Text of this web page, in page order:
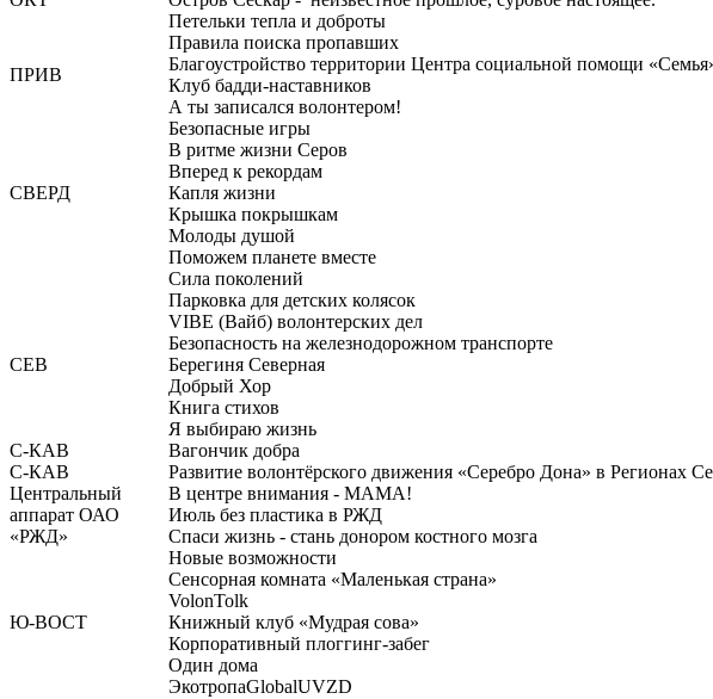
Петельки тепла и доброты
Правила поиска пропавших
ПРИВ
Благоустройство территории Центра социальной помощи
Клуб бадди-наставников
СВЕРД
А ты записался волонтером!
Безопасные игры
В ритме жизни Серов
Вперед к рекордам
Капля жизни
Крышка покрышкам
Молоды душой
Поможем планете вместе
Сила поколений
СЕВ
Парковка для детских колясок
VIBE (Вайб) волонтерских дел
Безопасность на железнодорожном транспорте
Берегиня Северная
Добрый Хор
Книга стихов
Я выбираю жизнь
С-КАВ
Вагончик добра
С-КАВ
Развитие волонтёрского движения «Серебро Дона» в Регионах
Центральный
аппарат ОАО
«РЖД»
В центре внимания - МАМА!
Июль без пластика в РЖД
Спаси жизнь - стань донором костного мозга
Ю-ВОСТ
Новые возможности
Сенсорная комната «Маленькая страна»
VolonTolk
Книжный клуб «Мудрая сова»
Корпоративный плоггинг-забег
Один дома
ЭкотропаGlobalUVZD